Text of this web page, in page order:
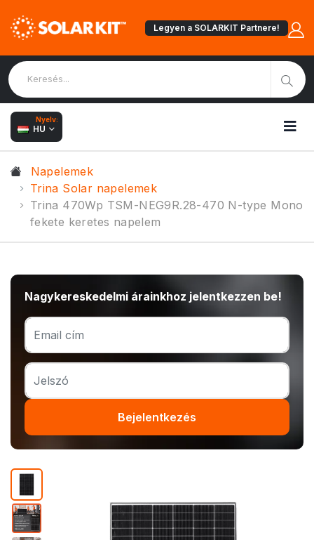
Legyen a SOLARKIT Partnere!
Nyelv:
HU
Napelemek
Trina Solar napelemek
Trina 470Wp TSM-NEG9R.28-470 N-type Mono
fekete keretes napelem
Nagykereskedelmi árainkhoz jelentkezzen be!
Bejelentkezés